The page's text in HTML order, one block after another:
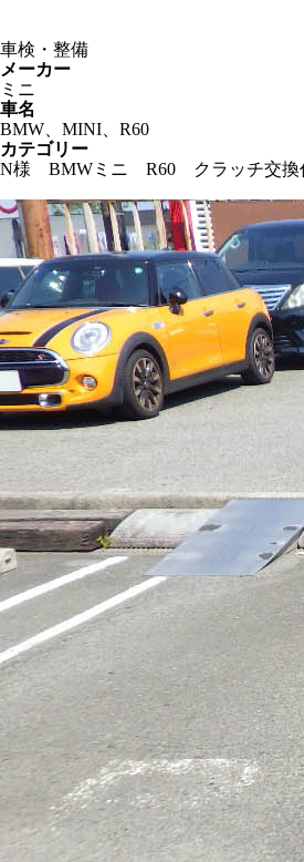
車検・整備
メーカー
ミニ
車名
BMW、MINI、R60
カテゴリー
N様 BMWミニ R60 クラッチ交換